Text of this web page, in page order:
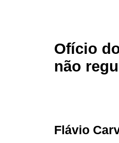
Ofício
não
Flávio